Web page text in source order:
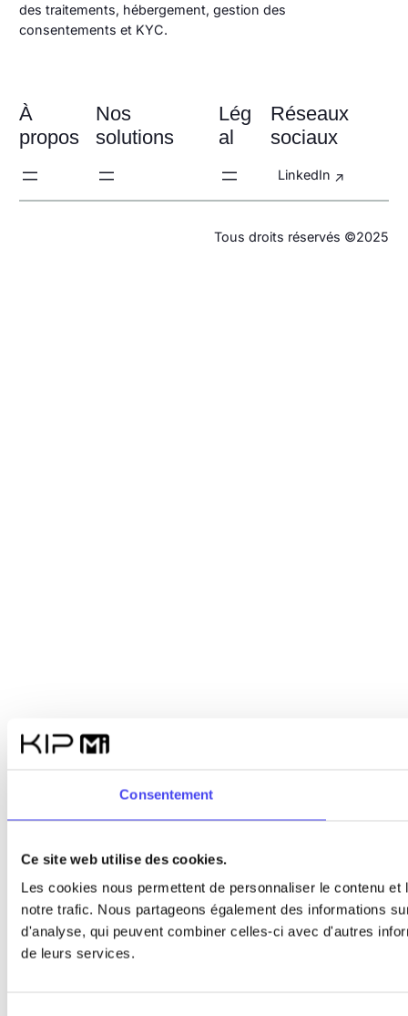
Consentement
Ce site web utilise des cookies.
Les cookies nous permettent de personnaliser le contenu
notre trafic. Nous partageons également des informations
d'analyse, qui peuvent combiner celles-ci avec d'autres
de leurs services.
des traitements, hébergement, gestion des
consentements et KYC.
À
propos
Nos
solutions
Lég
al
Réseaux
sociaux
LinkedIn
Tous droits réservés ©2025